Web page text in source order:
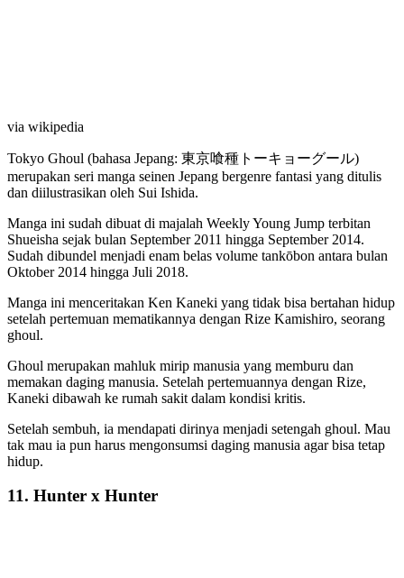
via wikipedia
Tokyo Ghoul (bahasa Jepang: 東京喰種トーキョーグール)
merupakan seri manga seinen Jepang bergenre fantasi yang ditulis
dan diilustrasikan oleh Sui Ishida.
Manga ini sudah dibuat di majalah Weekly Young Jump terbitan
Shueisha sejak bulan September 2011 hingga September 2014.
Sudah dibundel menjadi enam belas volume tankōbon antara bulan
Oktober 2014 hingga Juli 2018.
Manga ini menceritakan Ken Kaneki yang tidak bisa bertahan hidup
setelah pertemuan mematikannya dengan Rize Kamishiro, seorang
ghoul.
Ghoul merupakan mahluk mirip manusia yang memburu dan
memakan daging manusia. Setelah pertemuannya dengan Rize,
Kaneki dibawah ke rumah sakit dalam kondisi kritis.
Setelah sembuh, ia mendapati dirinya menjadi setengah ghoul. Mau
tak mau ia pun harus mengonsumsi daging manusia agar bisa tetap
hidup.
11. Hunter x Hunter